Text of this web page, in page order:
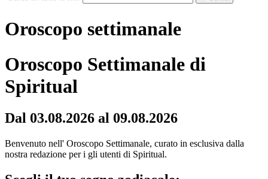
Oroscopo settimanale
Oroscopo Settimanale di
Spiritual
Dal 03.08.2026 al 09.08.2026
Benvenuto nell' Oroscopo Settimanale, curato in esclusiva dalla
nostra redazione per i gli utenti di Spiritual.